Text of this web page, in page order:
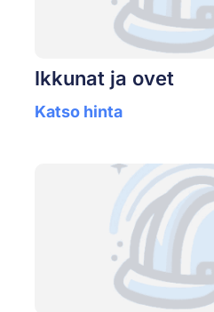
Ikkunat ja ovet
Katso hinta